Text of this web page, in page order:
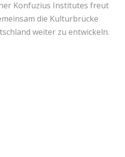
Konfuzius Institutes freut
die Kulturbrücke
weiter zu entwickeln.